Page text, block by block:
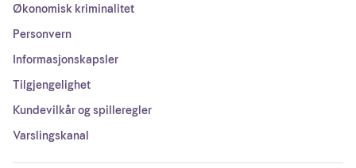
Økonomisk kriminalitet
Personvern
Informasjonskapsler
Tilgjengelighet
Kundevilkår og spilleregler
Varslingskanal